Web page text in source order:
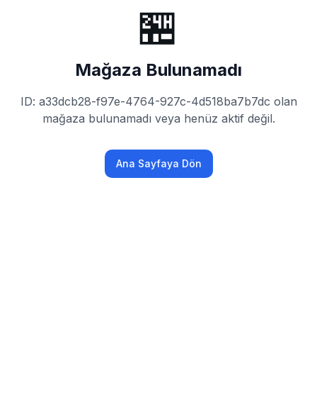
🏪
Mağaza Bulunamadı
ID: a33dcb28-f97e-4764-927c-4d518ba7b7dc olan
mağaza bulunamadı veya henüz aktif değil.
Ana Sayfaya Dön